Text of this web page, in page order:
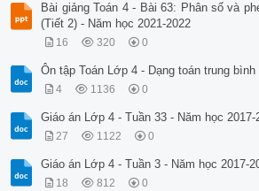
Bài giảng Toán 4 - Bài 63: Phân số và
(Tiết 2) - Năm học 2021-2022
16 320 0
Ôn tập Toán Lớp 4 - Dạng toán trung bình
4 1136 0
Giáo án Lớp 4 - Tuần 33 - Năm học
27 1122 0
Giáo án Lớp 4 - Tuần 3 - Năm học 2017-
18 812 0